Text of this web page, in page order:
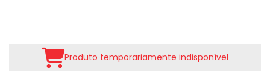
Produto temporariamente indisponível